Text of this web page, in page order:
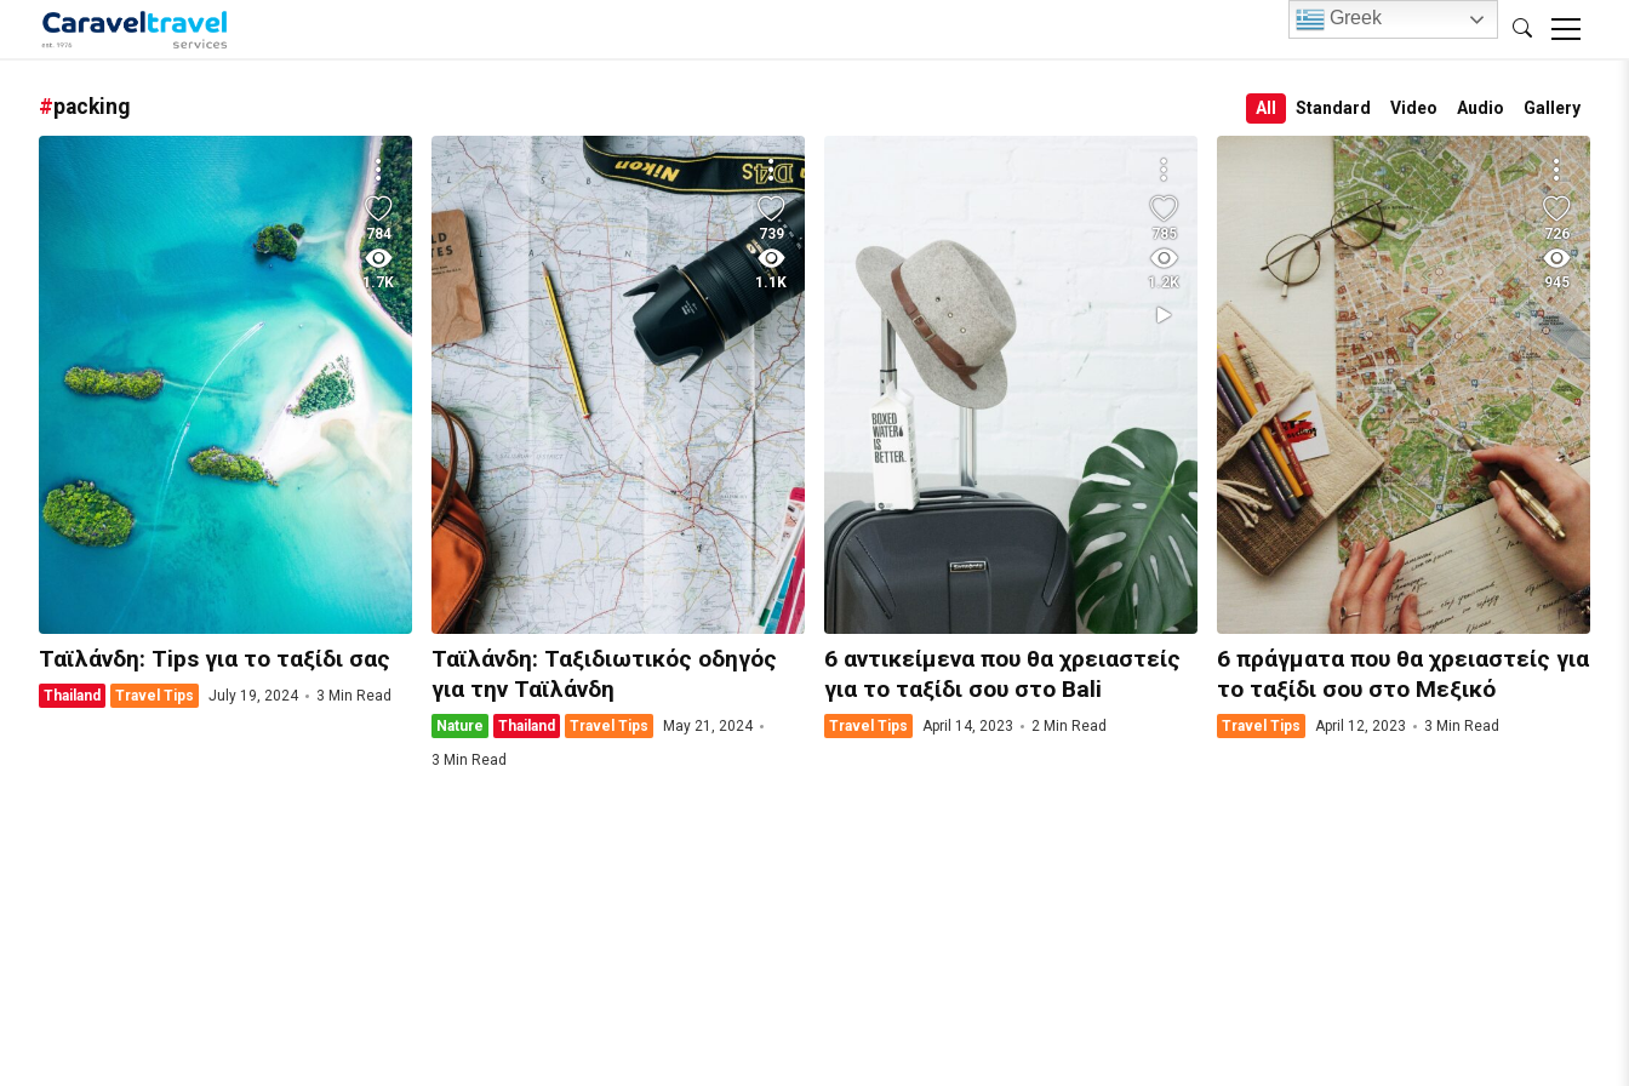
packing All Standard Video Audio Gallery
784
1.7K
Ταϊλάνδη: Tips για το ταξίδι σας
Thailand Travel Tips July 19, 2024 3 Min Read
739
1.1K
Ταϊλάνδη: Ταξιδιωτικός οδηγός
για την Ταϊλάνδη
Nature Thailand Travel Tips
May 21, 2024
3 Min Read
785
1.2K
6 αντικείμενα που θα χρειαστείς
για το ταξίδι σου στο Bali
Travel Tips April 14, 2023 2 Min Read
726
945
6 πράγματα που θα χρειαστείς για
το ταξίδι σου στο Μεξικό
Travel Tips April 12, 2023 3 Min Read
Greek